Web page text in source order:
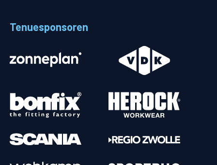
Tenuesponsoren